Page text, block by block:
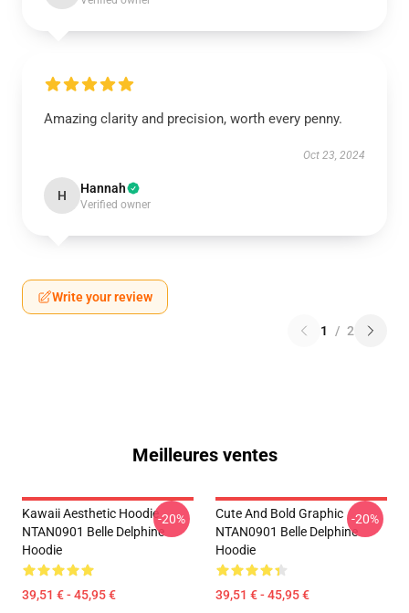
Amazing clarity and precision, worth every penny.
Oct 23, 2024
H Hannah
Verified owner
Write your review
1 / 2
Meilleures ventes
Kawaii Aesthetic Hoodie
NTAN0901 Belle Delphine
Hoodie
39,51 € - 45,95 €
-20%
Cute And Bold Graphic
NTAN0901 Belle Delphine
Hoodie
39,51 € - 45,95 €
-20%